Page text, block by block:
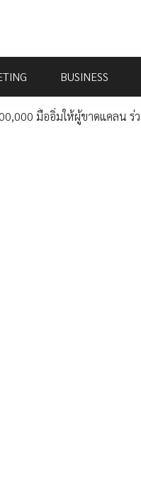
BUSINESS